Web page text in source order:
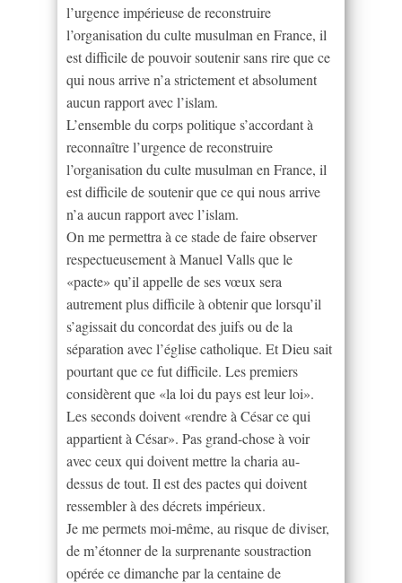
l’urgence impérieuse de reconstruire
l’organisation du culte musulman en France, il
est difficile de pouvoir soutenir sans rire que ce
qui nous arrive n’a strictement et absolument
aucun rapport avec l’islam.
L’ensemble du corps politique s’accordant à
reconnaître l’urgence de reconstruire
l’organisation du culte musulman en France, il
est difficile de soutenir que ce qui nous arrive
n’a aucun rapport avec l’islam.
On me permettra à ce stade de faire observer
respectueusement à Manuel Valls que le
«pacte» qu’il appelle de ses vœux sera
autrement plus difficile à obtenir que lorsqu’il
s’agissait du concordat des juifs ou de la
séparation avec l’église catholique. Et Dieu sait
pourtant que ce fut difficile. Les premiers
considèrent que «la loi du pays est leur loi».
Les seconds doivent «rendre à César ce qui
appartient à César». Pas grand-chose à voir
avec ceux qui doivent mettre la charia au-
dessus de tout. Il est des pactes qui doivent
ressembler à des décrets impérieux.
Je me permets moi-même, au risque de diviser,
de m’étonner de la surprenante soustraction
opérée ce dimanche par la centaine de